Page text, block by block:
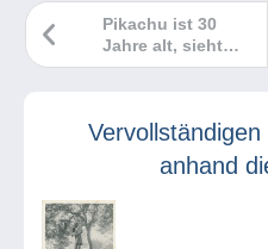
Pikachu ist 30
Jahre alt, sieht
aber kein
anhand